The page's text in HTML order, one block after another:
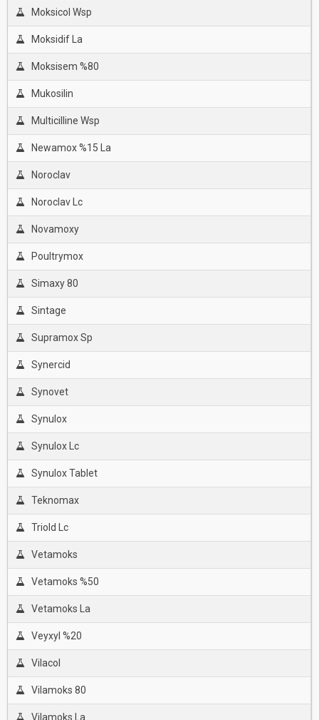
Moksicol Wsp
Moksidif La
Moksisem %80
Mukosilin
Multicilline Wsp
Newamox %15 La
Noroclav
Noroclav Lc
Novamoxy
Poultrymox
Simaxy 80
Sintage
Supramox Sp
Synercid
Synovet
Synulox
Synulox Lc
Synulox Tablet
Teknomax
Triold Lc
Vetamoks
Vetamoks %50
Vetamoks La
Veyxyl %20
Vilacol
Vilamoks 80
Vilamoks La